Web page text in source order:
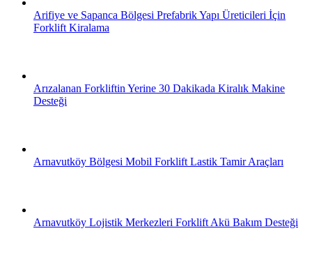
Arifiye ve Sapanca Bölgesi Prefabrik Yapı Üreticileri İçin
Forklift Kiralama
Arızalanan Forkliftin Yerine 30 Dakikada Kiralık Makine
Desteği
Arnavutköy Bölgesi Mobil Forklift Lastik Tamir Araçları
Arnavutköy Lojistik Merkezleri Forklift Akü Bakım Desteği